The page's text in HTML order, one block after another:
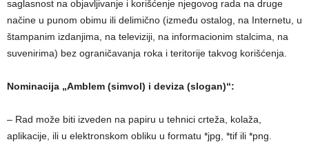
saglasnost na objavlјivanje i korišćenje njegovog rada na druge
načine u punom obimu ili delimično (između ostalog, na Internetu, u
štampanim izdanjima, na televiziji, na informacionim stalcima, na
suvenirima) bez ograničavanja roka i teritorije takvog korišćenja.
Nominacija „Amblem (simvol) i deviza (slogan)“:
– Rad može biti izveden na papiru u tehnici crteža, kolaža,
aplikacije, ili u elektronskom obliku u formatu *jpg, *tif ili *png.